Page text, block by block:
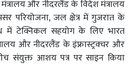
और नीदरलैंड के विदेश मंत्रालय
जल क्षेत्र में गुजरात के
में टेक्निकल सहयोग के लिए भारत
और नीदरलैंड के इंफ्रास्ट्रक्चर और
संयुक्त आशय पत्र पर साइन किया